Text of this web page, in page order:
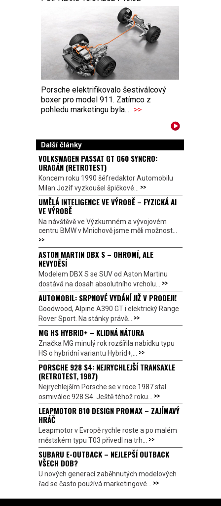
Porsche elektrifikovalo šestiválcový
boxer pro model 911. Zatímco z
pohledu marketingu byla... >>
Další články
VOLKSWAGEN PASSAT GT G60 SYNCRO:
URAGÁN (RETROTEST)
Koncem roku 1990 šéfredaktor Automobilu
Milan Jozíf vyzkoušel špičkové... >>
UMĚLÁ INTELIGENCE VE VÝROBĚ – FYZICKÁ AI
VE VÝROBĚ
Na návštěvě ve Výzkumném a vývojovém
centru BMW v Mnichově jsme měli možnost...
>>
ASTON MARTIN DBX S – OHROMÍ, ALE
NEVYDĚSÍ
Modelem DBX S se SUV od Aston Martinu
dostává na dosah absolutního vrcholu... >>
AUTOMOBIL: SRPNOVÉ VYDÁNÍ JIŽ V PRODEJI!
Goodwood, Alpine A390 GT i elektrický Range
Rover Sport. Na stánky právě... >>
MG HS HYBRID+ – KLIDNÁ NÁTURA
Značka MG minulý rok rozšířila nabídku typu
HS o hybridní variantu Hybrid+,... >>
PORSCHE 928 S4: NEJRYCHLEJŠÍ TRANSAXLE
(RETROTEST, 1987)
Nejrychlejším Porsche se v roce 1987 stal
osmiválec 928 S4. Ještě téhož roku... >>
LEAPMOTOR B10 DESIGN PROMAX – ZAJÍMAVÝ
HRÁČ
Leapmotor v Evropě rychle roste a po malém
městském typu T03 přivedl na trh... >>
SUBARU E-OUTBACK – NEJLEPŠÍ OUTBACK
VŠECH DOB?
U nových generací zaběhnutých modelových
řad se často používá marketingové... >>